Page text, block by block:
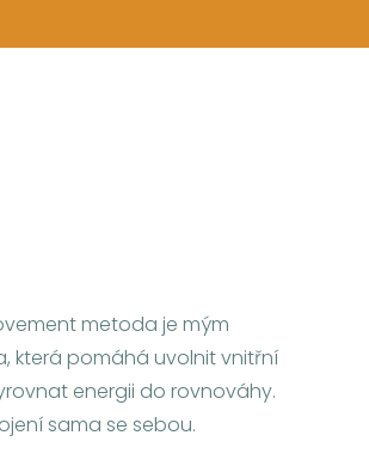
metoda je mým
která pomáhá uvolnit vnitřní
energii do rovnováhy.
sama se sebou.